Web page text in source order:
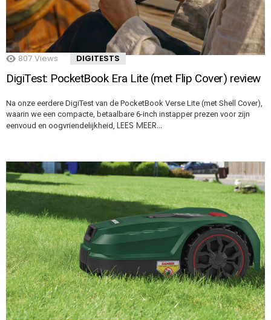
807 Views DIGITESTS
DigiTest: PocketBook Era Lite (met Flip Cover) review
Na onze eerdere DigiTest van de PocketBook Verse Lite (met Shell Cover),
waarin we een compacte, betaalbare 6-inch instapper prezen voor zijn
eenvoud en oogvriendelijkheid, LEES MEER…